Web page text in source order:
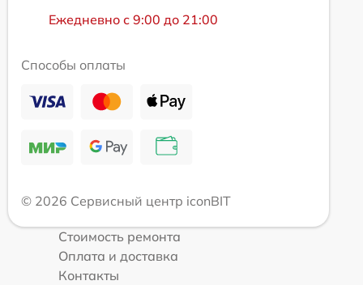
Ежедневно с 9:00 до 21:00
Способы оплаты
© 2026 Сервисный центр iconBIT
Стоимость ремонта
Оплата и доставка
Контакты